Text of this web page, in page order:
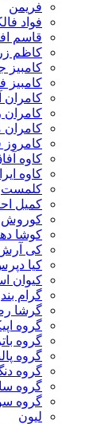
فواد فالکو و
قاسم افشار و
کاظم زرین
کامبیز جمشیدی
کامبیز فراهانی
کامران آقاخانی
کامران رسول
کامران مولایی
کامروز فتحی
کاوه آفاق
کاوه ایرانی
کلمست
کمیل احتشام
کوروش جمشیدی
کوشا دهقان
کی آرش
کیا دپرس
کیوان اسماعیلی
گرام بند
گرشا رضایی
گروه اپیکور و
گروه باتری و
گروه پالت
گروه دنگ شو
گروه سان دارک
گروه سون